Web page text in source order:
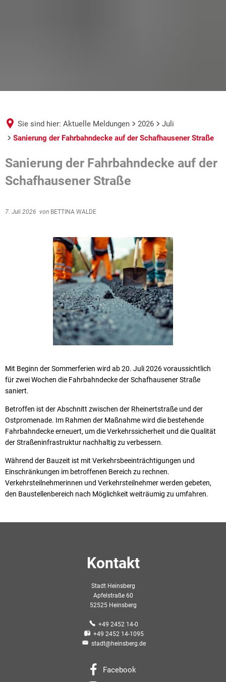
Sie sind hier: Aktuelle Meldungen 2026
Juli
Sanierung der Fahrbahndecke auf der Schafhausener Straße
Sanierung der Fahrbahndecke auf der
Schafhausener Straße
7. Juli 2026 von BETTINA WALDE
Mit Beginn der Sommerferien wird ab 20. Juli 2026 voraussichtlich
für zwei Wochen die Fahrbahndecke der Schafhausener Straße
saniert.
Betroffen ist der Abschnitt zwischen der Rheinertstraße und der
Ostpromenade. Im Rahmen der Maßnahme wird die bestehende
Fahrbahndecke erneuert, um die Verkehrssicherheit und die Qualität
der Straßeninfrastruktur nachhaltig zu verbessern.
Während der Bauzeit ist mit Verkehrsbeeinträchtigungen und
Einschränkungen im betroffenen Bereich zu rechnen.
Verkehrsteilnehmerinnen und Verkehrsteilnehmer werden gebeten,
den Baustellenbereich nach Möglichkeit weiträumig zu umfahren.
Kontakt
Stadt Heinsberg
Apfelstraße 60
52525 Heinsberg
+49 2452 14-0
+49 2452 14-1095
stadt@heinsberg.de
Facebook